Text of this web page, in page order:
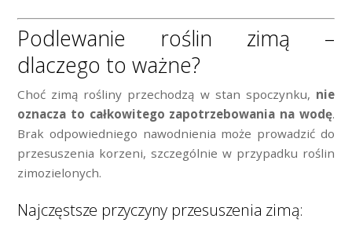
Podlewanie roślin zimą –
dlaczego to ważne?
Choć zimą rośliny przechodzą w stan spoczynku, nie
oznacza to całkowitego zapotrzebowania na wodę.
Brak odpowiedniego nawodnienia może prowadzić do
przesuszenia korzeni, szczególnie w przypadku roślin
zimozielonych.
Najczęstsze przyczyny przesuszenia zimą: